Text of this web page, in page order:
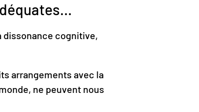
dissonance cognitive,
arrangements avec la
ne peuvent nous